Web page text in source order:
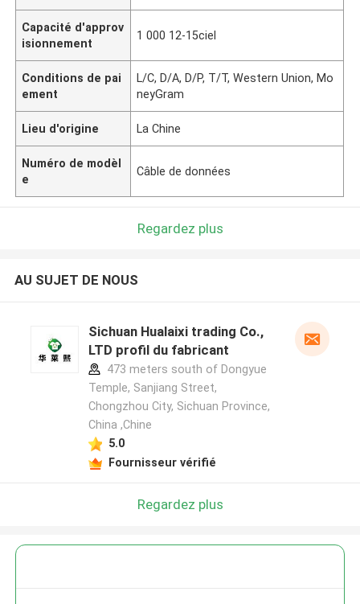
Capacité d'approv
isionnement
1 000 12-15ciel
Conditions de pai
ement
L/C, D/A, D/P, T/T, Western Union, Mo
neyGram
Lieu d'origine La Chine
Numéro de modèl
e
Câble de données
Regardez plus
AU SUJET DE NOUS
Sichuan Hualaixi trading Co.,
LTD profil du fabricant
473 meters south of Dongyue
Temple, Sanjiang Street,
Chongzhou City, Sichuan Province,
China ,Chine
5.0
Fournisseur vérifié
Regardez plus